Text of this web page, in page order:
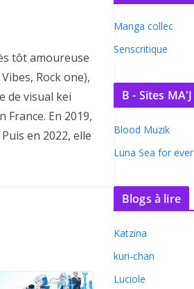
tôt amoureuse
Rock one),
de visual kei
En 2019,
en 2022, elle
Manga collec
Senscritique
B - Sites MA'J
Blood Muzik
Luna Sea for ever
Blogs à lire
Katzina
kuri-chan
Luciole